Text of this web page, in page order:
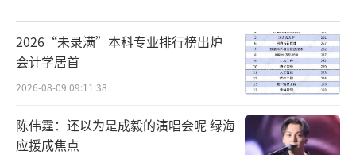
2026“未录满”本科专业排行榜出炉
会计学居首
2026-08-09 09:11:38
陈伟霆：还以为是成毅的演唱会呢 绿海
应援成焦点